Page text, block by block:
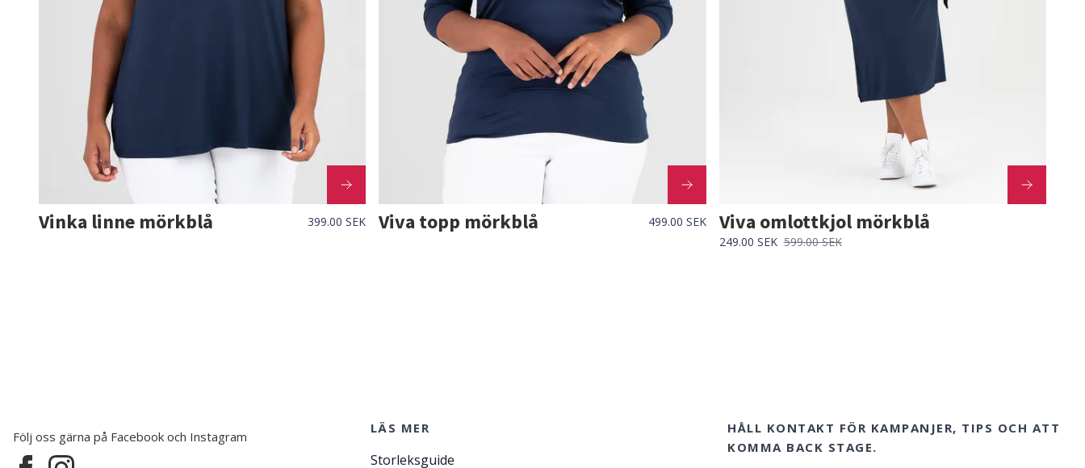
Vinka linne mörkblå 399.00 SEK Viva topp mörkblå 499.00 SEK Viva omlottkjol mörkblå
249.00 SEK 599.00 SEK
Följ oss gärna på Facebook och Instagram
LÄS MER
Storleksguide
HÅLL KONTAKT FÖR KAMPANJER, TIPS OCH ATT
KOMMA BACK STAGE.